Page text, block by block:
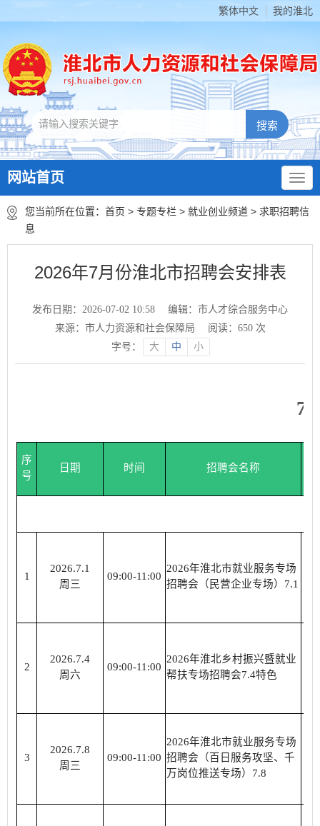
繁体中文 我的淮北
网站首页
您当前所在位置： 首页 > 专题专栏 > 就业创业频道 > 求职招聘信
息
2026年7月份淮北市招聘会安排表
发布日期：2026-07-02 10:58
编辑：市人才综合服务中心
来源：市人力资源和社会保障局
阅读： 650次
字号：
大 中 小
7
序
号
日期 时间 招聘会名称
1
2026.7.1
周三
09:00-11:00
2026年淮北市就业服务专场
招聘会（民营企业专场）7.1
2
2026.7.4
周六
09:00-11:00
2026年淮北乡村振兴暨就业
帮扶专场招聘会7.4特色
3
2026.7.8
周三
09:00-11:00
2026年淮北市就业服务专场
招聘会（百日服务攻坚、千
万岗位推送专场）7.8